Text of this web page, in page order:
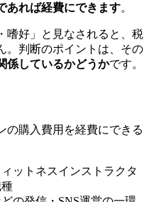
あれば経費にできます。
嗜好」と見なされると、税
。判断のポイントは、その
係しているかどうかです。
の購入費用を経費にできる
ットネスインストラクタ